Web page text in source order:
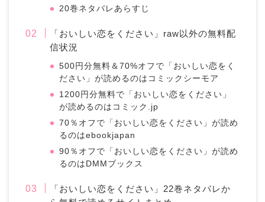
20巻ネタバレあらすじ
「おいしい恋をください」raw以外の無料配
信状況
500円分無料＆70%オフで「おいしい恋をく
ださい」が読めるのはコミックシーモア
1200円分無料で「おいしい恋をください」
が読めるのはコミック.jp
70％オフで「おいしい恋をください」が読め
るのはebookjapan
90％オフで「おいしい恋をください」が読め
るのはDMMブックス
「おいしい恋をください」22巻ネタバレか